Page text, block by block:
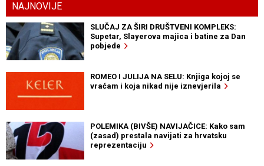
NAJNOVIJE
SLUČAJ ZA ŠIRI DRUŠTVENI KOMPLEKS:
Supetar, Slayerova majica i batine za Dan
pobjede
ROMEO I JULIJA NA SELU: Knjiga kojoj se
vraćam i koja nikad nije iznevjerila
POLEMIKA (BIVŠE) NAVIJAČICE: Kako sam
(zasad) prestala navijati za hrvatsku
reprezentaciju